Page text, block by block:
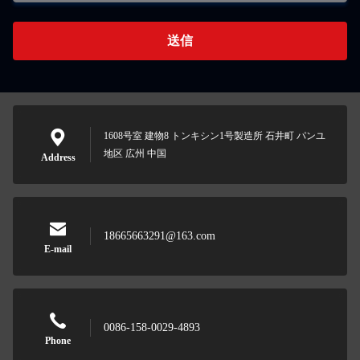
送信
Address
1608号室 建物8 トンキシン1号製造所 石井町 パンユ
地区 広州 中国
E-mail
18665663291@163.com
Phone
0086-158-0029-4893